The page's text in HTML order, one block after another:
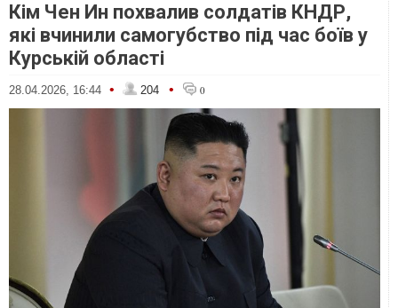
Кім Чен Ин похвалив солдатів КНДР,
які вчинили самогубство під час боїв у
Курській області
28.04.2026, 16:44 • 204 • 0